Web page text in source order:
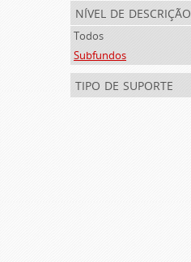
nível de descrição
Todos
Subfundos
tipo de suporte